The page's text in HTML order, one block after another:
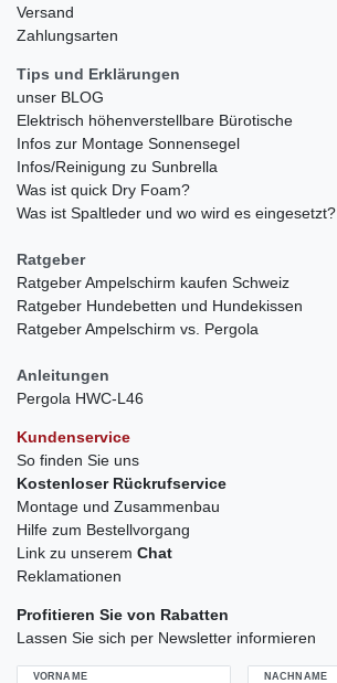
Versand
Zahlungsarten
Tips und Erklärungen
unser BLOG
Elektrisch höhenverstellbare Bürotische
Infos zur Montage Sonnensegel
Infos/Reinigung zu Sunbrella
Was ist quick Dry Foam?
Was ist Spaltleder und wo wird es eingesetzt?
Ratgeber
Ratgeber Ampelschirm kaufen Schweiz
Ratgeber Hundebetten und Hundekissen
Ratgeber Ampelschirm vs. Pergola
Anleitungen
Pergola HWC-L46
Kundenservice
So finden Sie uns
Kostenloser Rückrufservice
Montage und Zusammenbau
Hilfe zum Bestellvorgang
Link zu unserem Chat
Reklamationen
Profitieren Sie von Rabatten
Lassen Sie sich per Newsletter informieren
VORNAME NACHNAME